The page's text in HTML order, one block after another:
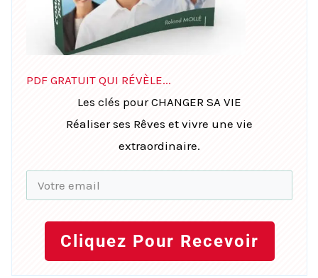
PDF GRATUIT QUI RÉVÈLE...
Les clés pour CHANGER SA VIE
Réaliser ses Rêves et vivre une vie
extraordinaire.
Cliquez Pour Recevoir